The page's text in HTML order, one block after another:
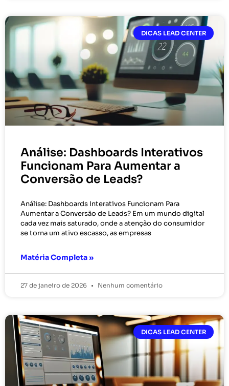
DICAS LEAD CENTER
Análise: Dashboards Interativos
Funcionam Para Aumentar a
Conversão de Leads?
Análise: Dashboards Interativos Funcionam Para
Aumentar a Conversão de Leads? Em um mundo digital
cada vez mais saturado, onde a atenção do consumidor
se torna um ativo escasso, as empresas
Matéria Completa »
27 de janeiro de 2026 Nenhum comentário
DICAS LEAD CENTER